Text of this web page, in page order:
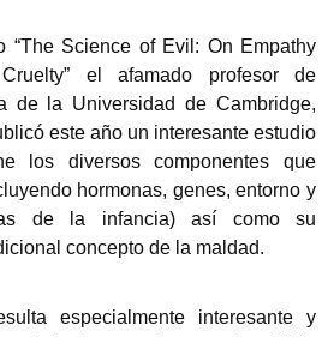
“The Science of Evil: On Empathy
el afamado profesor de
de la Universidad de Cambridge,
este año un interesante estudio
los diversos componentes que
hormonas, genes, entorno y
de la infancia) así como su
concepto de la maldad.
especialmente interesante y